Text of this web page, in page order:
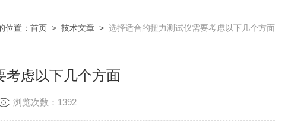
位置： 首页 > 技术文章 > 选择适合的扭力测试仪需要考虑以下几个方面
考虑以下几个方面
浏览次数：1392